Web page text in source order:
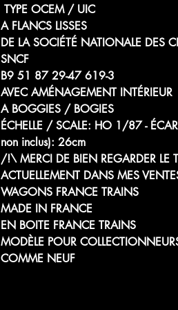
TYPE OCEM / UIC
A FLANCS LISSES
DE LA SOCIÉTÉ NATIONALE DES
SNCF
B9 51 87 29-47 619-3
AVEC AMÉNAGEMENT INTÉRIEUR
A BOGGIES / BOGIES
ÉCHELLE / SCALE: HO 1/87 -
non inclus): 26cm
/!\ MERCI DE BIEN REGARDER LE
ACTUELLEMENT DANS MES
WAGONS FRANCE TRAINS
MADE IN FRANCE
EN BOITE FRANCE TRAINS
MODÈLE POUR
COMME NEUF